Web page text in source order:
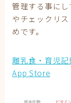
管理する事に
やチェックリ
めです。
離乳食・育児記
App Store